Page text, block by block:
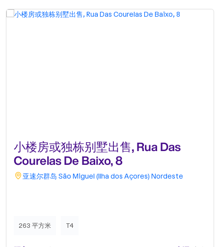
小楼房或独栋别墅出售, Rua Das
Courelas De Baixo, 8
亚速尔群岛 São Miguel (Ilha dos Açores) Nordeste
263 平方米 T4